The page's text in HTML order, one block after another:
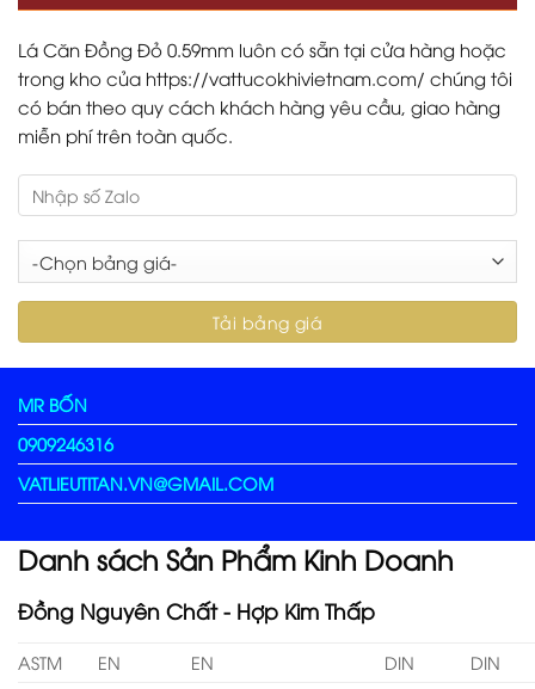
Lá Căn Đồng Đỏ 0.59mm luôn có sẵn tại cửa hàng hoặc
trong kho của https://vattucokhivietnam.com/ chúng tôi
có bán theo quy cách khách hàng yêu cầu, giao hàng
miễn phí trên toàn quốc.
MR BỐN
0909246316
VATLIEUTITAN.VN@GMAIL.COM
Danh sách Sản Phẩm Kinh Doanh
Đồng Nguyên Chất - Hợp Kim Thấp
ASTM EN EN DIN
DIN